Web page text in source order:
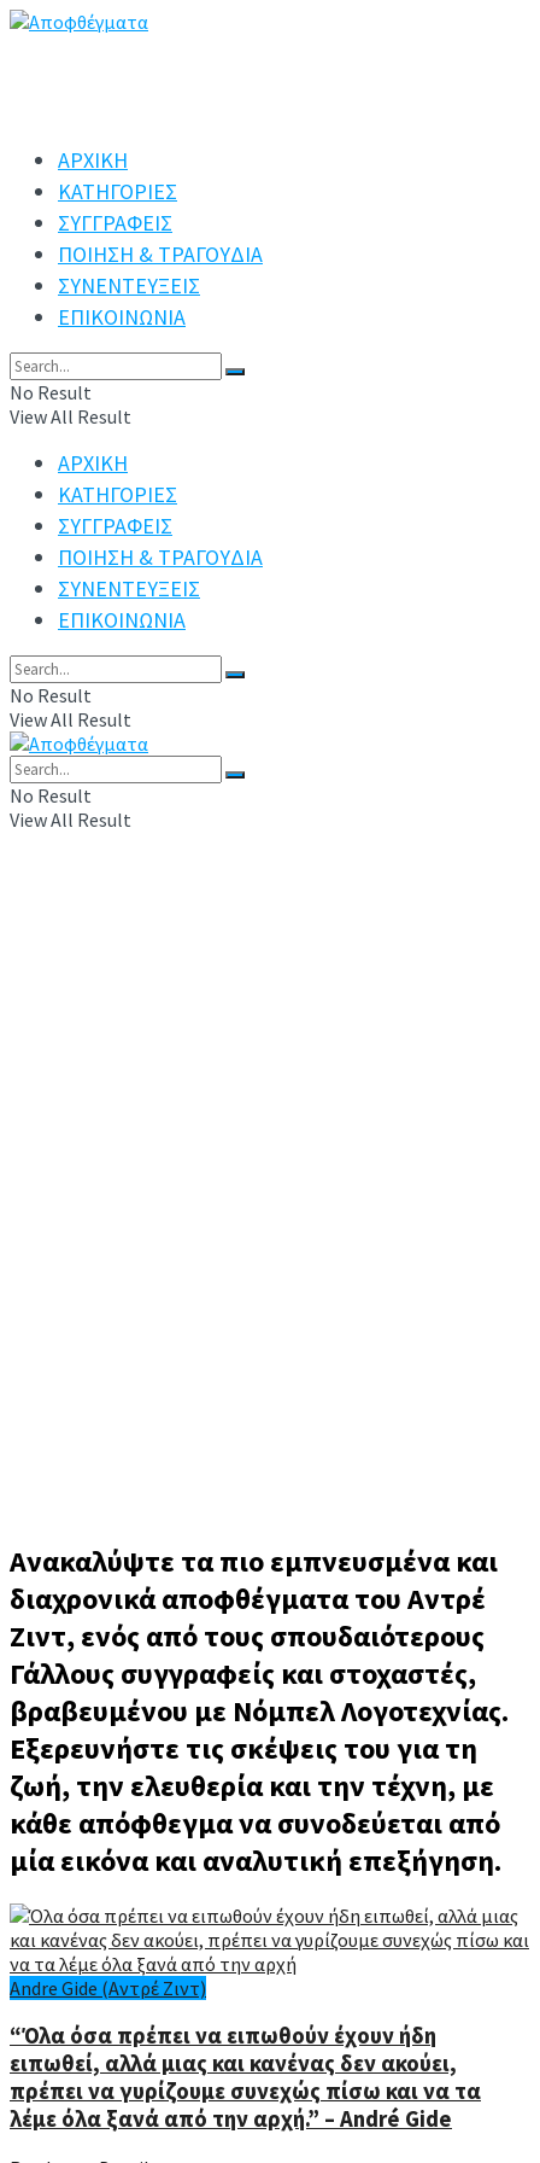
ΑΡΧΙΚΗ
ΚΑΤΗΓΟΡΙΕΣ
ΣΥΓΓΡΑΦΕΙΣ
ΠΟΙΗΣΗ & ΤΡΑΓΟΥΔΙΑ
ΣΥΝΕΝΤΕΥΞΕΙΣ
ΕΠΙΚΟΙΝΩΝΙΑ
No Result
View All Result
ΑΡΧΙΚΗ
ΚΑΤΗΓΟΡΙΕΣ
ΣΥΓΓΡΑΦΕΙΣ
ΠΟΙΗΣΗ & ΤΡΑΓΟΥΔΙΑ
ΣΥΝΕΝΤΕΥΞΕΙΣ
ΕΠΙΚΟΙΝΩΝΙΑ
No Result
View All Result
No Result
View All Result
Ανακαλύψτε τα πιο εμπνευσμένα και
διαχρονικά αποφθέγματα του Αντρέ
Ζιντ, ενός από τους σπουδαιότερους
Γάλλους συγγραφείς και στοχαστές,
βραβευμένου με Νόμπελ Λογοτεχνίας.
Εξερευνήστε τις σκέψεις του για τη
ζωή, την ελευθερία και την τέχνη, με
κάθε απόφθεγμα να συνοδεύεται από
μία εικόνα και αναλυτική επεξήγηση.
Andre Gide (Αντρέ Ζιντ)
“Όλα όσα πρέπει να ειπωθούν έχουν ήδη
ειπωθεί, αλλά μιας και κανένας δεν ακούει,
πρέπει να γυρίζουμε συνεχώς πίσω και να τα
λέμε όλα ξανά από την αρχή.” – André Gide